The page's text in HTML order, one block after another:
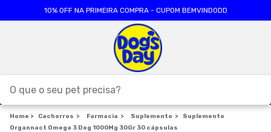
10% OFF NA PRIMEIRA COMPRA - CUPOM BEMVINDODD
Cachorros Farmacia Suplemento
Suplemento
Organnact Omega 3 Dog 1000Mg 30Gr 30 cápsulas
TERMOS MAIS BUSCADOS